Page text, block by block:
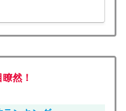
然！